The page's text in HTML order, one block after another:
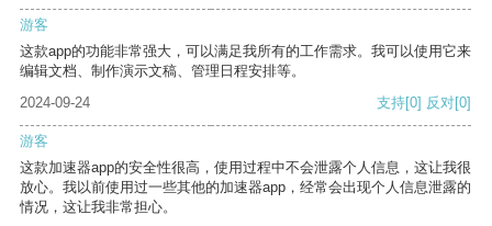
游客
这款app的功能非常强大，可以满足我所有的工作需求。我可以使用它来
编辑文档、制作演示文稿、管理日程安排等。
2024-09-24
支持[0] 反对[0]
游客
这款加速器app的安全性很高，使用过程中不会泄露个人信息，这让我很
放心。我以前使用过一些其他的加速器app，经常会出现个人信息泄露的
情况，这让我非常担心。